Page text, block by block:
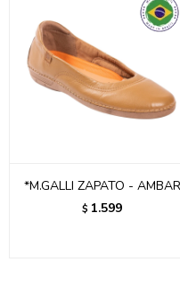
*M.GALLI ZAPATO - AMBAR
$ 1.599